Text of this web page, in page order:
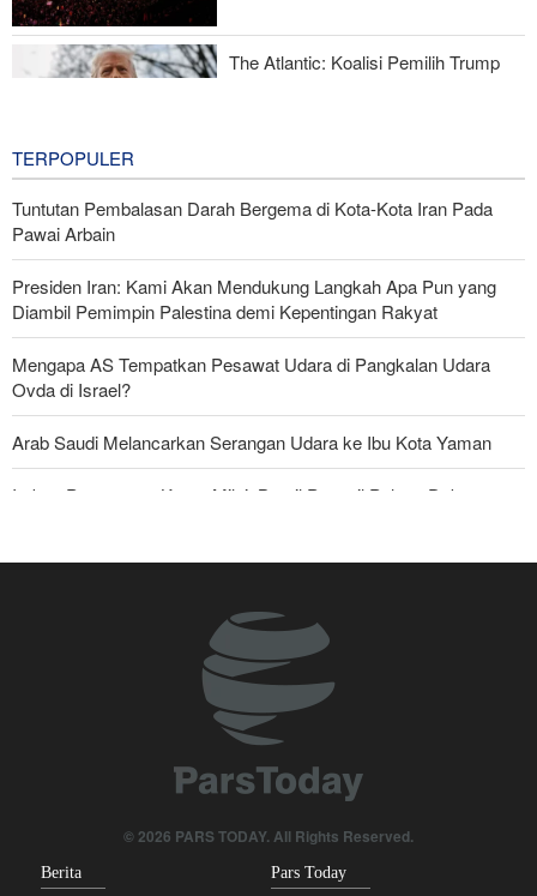
Karateka Iran Raih 8 Emas, 3 Perak, dan 8 Perunggu di
Kejuaraan Asia Tengah
The Atlantic: Koalisi Pemilih Trump
TERPOPULER
Tuntutan Pembalasan Darah Bergema di Kota-Kota Iran Pada
Pawai Arbain
Presiden Iran: Kami Akan Mendukung Langkah Apa Pun yang
Diambil Pemimpin Palestina demi Kepentingan Rakyat
Mengapa AS Tempatkan Pesawat Udara di Pangkalan Udara
Ovda di Israel?
Arab Saudi Melancarkan Serangan Udara ke Ibu Kota Yaman
Imbas Pernyataan Kasar Milei; Brasil Panggil Pulang Dubes
Militer Yaman Serang Kapal Tanker Minyak Saudi
Tiga Tujuan AS di Balik Eskalasi, dan Mengapa Iran Tetap
Skandal Persenjataan: Dokumen Bocor Ungkap Penjualan Drone
© 2026 PARS TODAY. All Rights Reserved.
Berita Pars Today